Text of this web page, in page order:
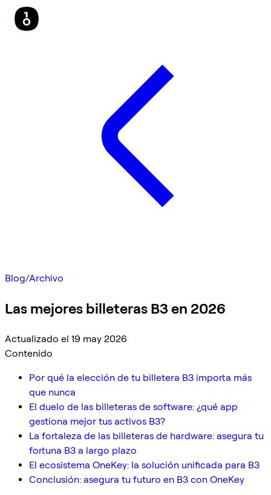
Blog/Archivo
Las mejores billeteras B3 en 2026
Actualizado el 19 may 2026
Contenido
Por qué la elección de tu billetera B3 importa más
que nunca
El duelo de las billeteras de software: ¿qué app
gestiona mejor tus activos B3?
La fortaleza de las billeteras de hardware: asegura tu
fortuna B3 a largo plazo
El ecosistema OneKey: la solución unificada para B3
Conclusión: asegura tu futuro en B3 con OneKey